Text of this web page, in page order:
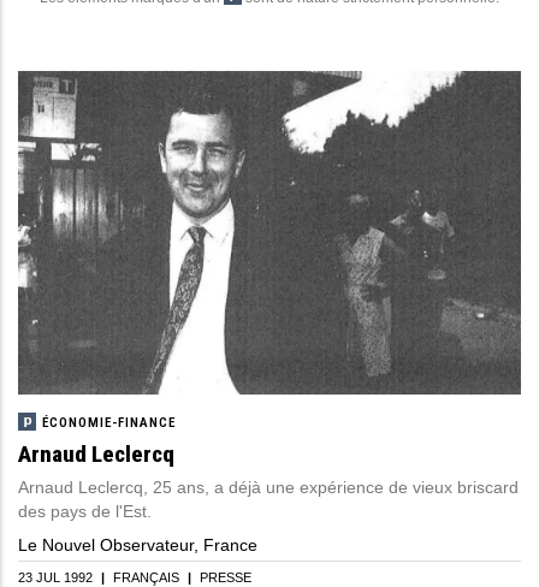
Caucase
Chine
Chypre
Commerce
International
Corporate Governance
Credit Increase
Crimée
Croissance
Décentralisation
ÉCONOMIE-FINANCE
Arnaud Leclercq
Arnaud Leclercq, 25 ans, a déjà une expérience de vieux briscard
des pays de l'Est.
Le Nouvel Observateur, France
23 JUL 1992 | FRANÇAIS | PRESSE